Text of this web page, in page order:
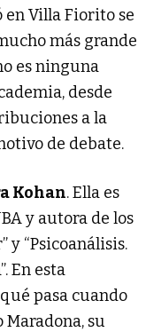
Villa Fiorito se
más grande
es ninguna
desde
a la
de debate.
Kohan. Ella es
y autora de los
y “Psicoanálisis.
En esta
pasa cuando
su